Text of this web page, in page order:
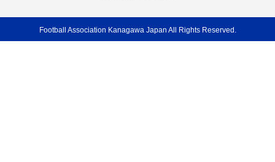
Football Association Kanagawa Japan All Rights Reserved.